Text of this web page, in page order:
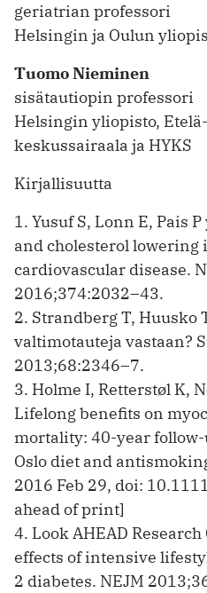
geriatrian professori
Helsingin ja Oulun
Tuomo Nieminen
sisätautiopin professori
Helsingin yliopisto,
keskussairaala ja HYKS
Kirjallisuutta
1. Yusuf S, Lonn E, Pais
and cholesterol lowering
cardiovascular disease.
2016;374:2032–43.
2. Strandberg T, Huusko
valtimotauteja vastaan?
2013;68:2346–7.
3. Holme I, Retterstøl K,
Lifelong benefits on
mortality: 40-year
Oslo diet and
2016 Feb 29, doi:
ahead of print]
4. Look AHEAD
effects of intensive
2 diabetes. NEJM